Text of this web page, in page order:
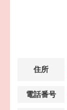
住所
電話番号